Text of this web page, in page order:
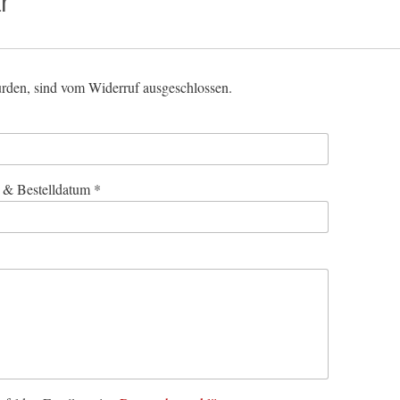
sind vom Widerruf ausgeschlossen.
Bestelldatum *